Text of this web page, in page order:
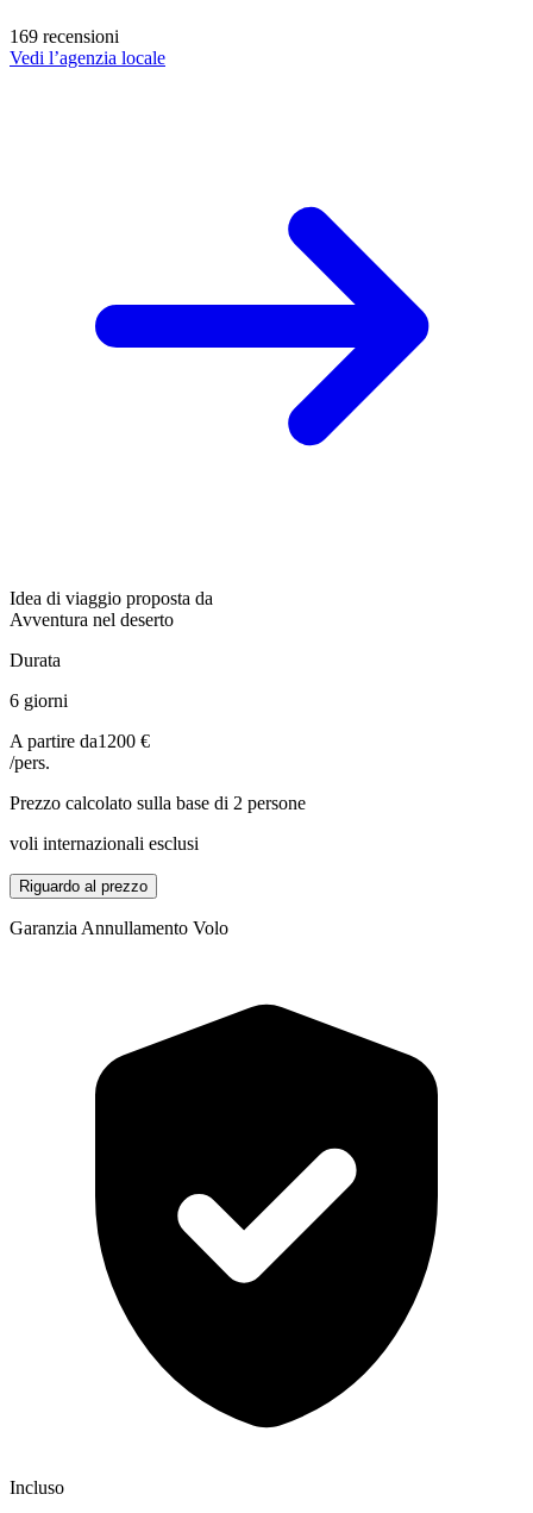
169 recensioni
Vedi l’agenzia locale
Idea di viaggio proposta da
Avventura nel deserto
Durata
6 giorni
A partire da1200 €
/pers.
Prezzo calcolato sulla base di 2 persone
voli internazionali esclusi
Riguardo al prezzo
Garanzia Annullamento Volo
Incluso